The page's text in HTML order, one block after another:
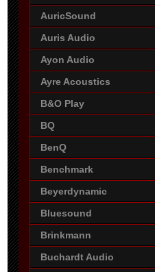
AuricSound
Auris Audio
Ayon Audio
Ayre Acoustics
B&O Play
BQ
BenQ
Benchmark
Beyerdynamic
Bluesound
Brinkmann
Buchardt Audio